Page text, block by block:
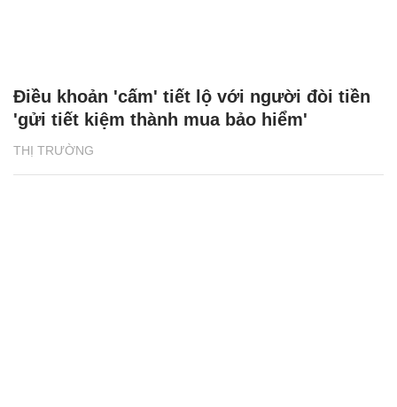
THỊ TRƯỜNG
Điều khoản 'cấm' tiết lộ với người đòi tiền
'gửi tiết kiệm thành mua bảo hiểm'